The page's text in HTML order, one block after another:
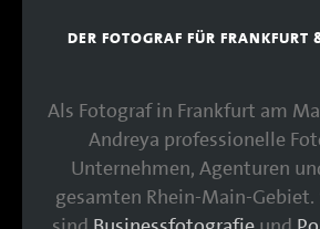
DER FOTOGRAF FÜR
Als Fotograf in Frankfurt am
Andreya professionelle
Unternehmen, Agenturen
gesamten Rhein-Main-